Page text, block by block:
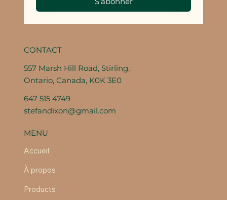
CONTACT
557 Marsh Hill Road, Stirling,
Ontario, Canada, K0K 3E0
647 515 4749
stefandixon@gmail.com
MENU
Accueil
À propos
Products